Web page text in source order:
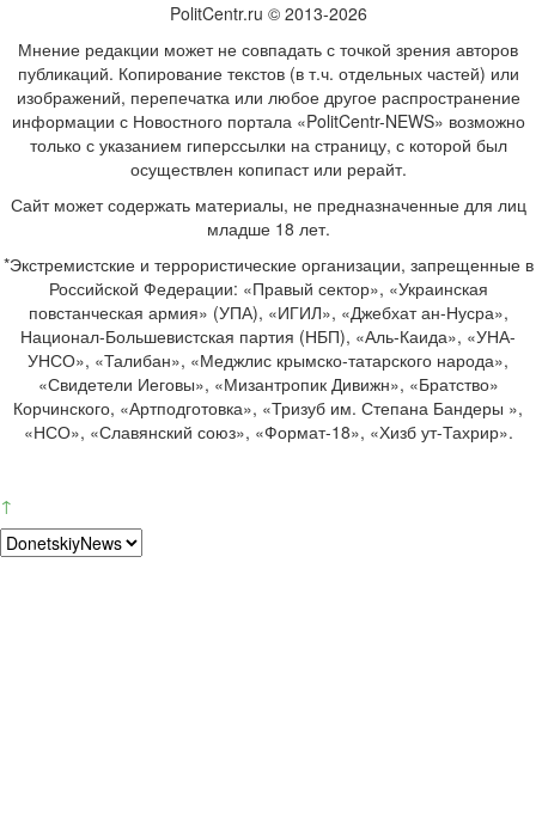
PolitCentr.ru © 2013-2026
Мнение редакции может не совпадать с точкой зрения авторов
публикаций. Копирование текстов (в т.ч. отдельных частей) или
изображений, перепечатка или любое другое распространение
информации с Новостного портала «PolitCentr-NEWS» возможно
только с указанием гиперссылки на страницу, с которой был
осуществлен копипаст или рерайт.
Сайт может содержать материалы, не предназначенные для лиц
младше 18 лет.
*Экстремистские и террористические организации, запрещенные в
Российской Федерации: «Правый сектор», «Украинская
повстанческая армия» (УПА), «ИГИЛ», «Джебхат ан-Нусра»,
Национал-Большевистская партия (НБП), «Аль-Каида», «УНА-
УНСО», «Талибан», «Меджлис крымско-татарского народа»,
«Свидетели Иеговы», «Мизантропик Дивижн», «Братство»
Корчинского, «Артподготовка», «Тризуб им. Степана Бандеры »,
«НСО», «Славянский союз», «Формат-18», «Хизб ут-Тахрир».
↑